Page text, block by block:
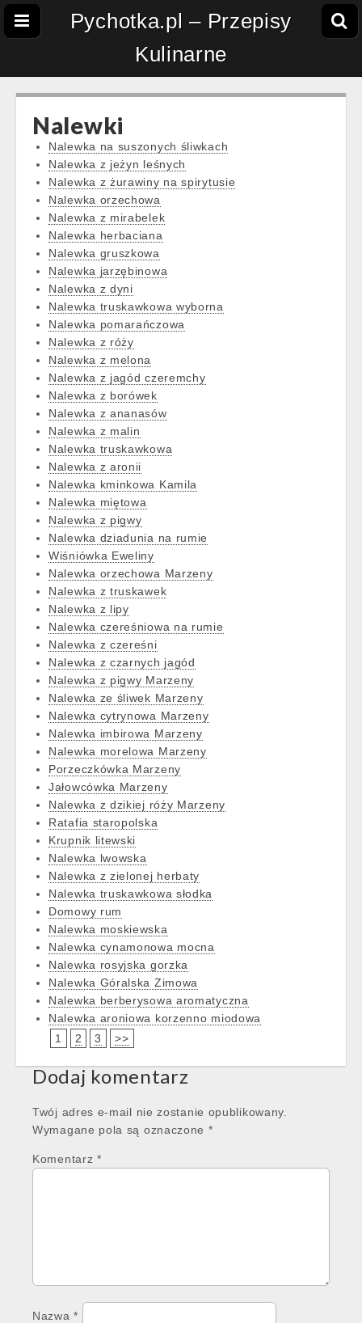
Pychotka.pl – Przepisy
Kulinarne
Nalewki
Nalewka na suszonych śliwkach
Nalewka z jeżyn leśnych
Nalewka z żurawiny na spirytusie
Nalewka orzechowa
Nalewka z mirabelek
Nalewka herbaciana
Nalewka gruszkowa
Nalewka jarzębinowa
Nalewka z dyni
Nalewka truskawkowa wyborna
Nalewka pomarańczowa
Nalewka z róży
Nalewka z melona
Nalewka z jagód czeremchy
Nalewka z borówek
Nalewka z ananasów
Nalewka z malin
Nalewka truskawkowa
Nalewka z aronii
Nalewka kminkowa Kamila
Nalewka miętowa
Nalewka z pigwy
Nalewka dziadunia na rumie
Wiśniówka Eweliny
Nalewka orzechowa Marzeny
Nalewka z truskawek
Nalewka z lipy
Nalewka czereśniowa na rumie
Nalewka z czereśni
Nalewka z czarnych jagód
Nalewka z pigwy Marzeny
Nalewka ze śliwek Marzeny
Nalewka cytrynowa Marzeny
Nalewka imbirowa Marzeny
Nalewka morelowa Marzeny
Porzeczkówka Marzeny
Jałowcówka Marzeny
Nalewka z dzikiej róży Marzeny
Ratafia staropolska
Krupnik litewski
Nalewka lwowska
Nalewka z zielonej herbaty
Nalewka truskawkowa słodka
Domowy rum
Nalewka moskiewska
Nalewka cynamonowa mocna
Nalewka rosyjska gorzka
Nalewka Góralska Zimowa
Nalewka berberysowa aromatyczna
Nalewka aroniowa korzenno miodowa
1
2 3 >>
Dodaj komentarz
Twój adres e-mail nie zostanie opublikowany.
Wymagane pola są oznaczone *
Komentarz *
Nazwa*